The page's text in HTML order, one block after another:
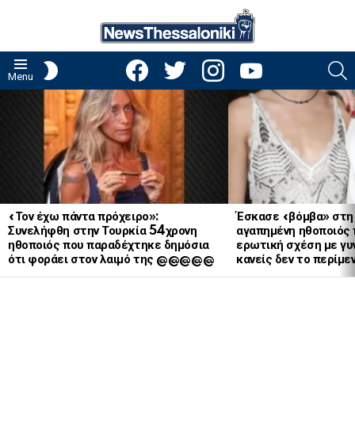
Menu
facebooktwitter instagramyoutube
«Τον έχω πάντα πρόχειρο»:
Συνελήφθη στην Τουρκία 54χρονη
ηθοποιός που παραδέχτηκε δημόσια
ότι φοράει στον λαιμό της @@@@@
Έσκασε «βόμβα»
αγαπημένη
ερωτική σχέση με
κανείς δεν το